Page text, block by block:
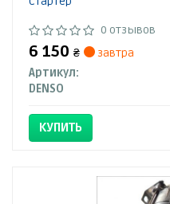
0 отзывов
6 150 ₴
завтра
Артикул:
DENSO
КУПИТЬ